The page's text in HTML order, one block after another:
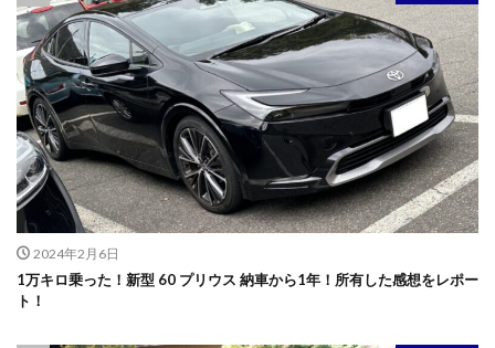
2024年2月6日
1万キロ乗った！新型 60 プリウス 納車から1年！所有した感想をレポー
ト！